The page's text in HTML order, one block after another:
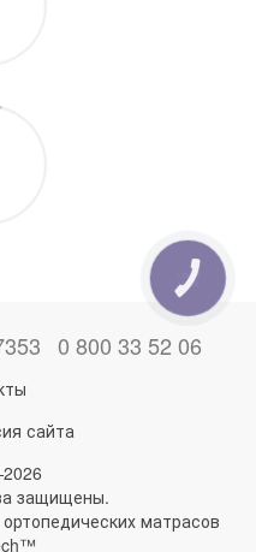
0 800 33 52 06
сайта
защищены.
матрасов
КНОПКА
ЗВ'ЯЗКУ